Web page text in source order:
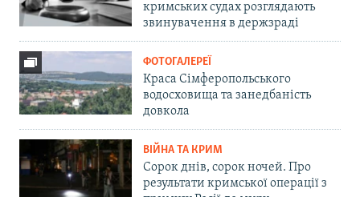
кримських судах розглядають
звинувачення в держзраді
ФОТОГАЛЕРЕЇ
Краса Сімферопольського
водосховища та занедбаність
довкола
ВІЙНА ТА КРИМ
Сорок днів, сорок ночей. Про
результати кримської операції з